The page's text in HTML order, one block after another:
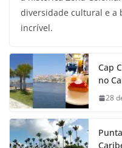
diversidade cultural e a
incrível.
Cap
no
28